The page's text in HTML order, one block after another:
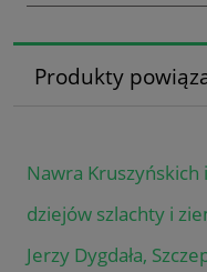
Produkty
Nawra Kruszyńskich
dziejów szlachty i
Jerzy Dygdała,